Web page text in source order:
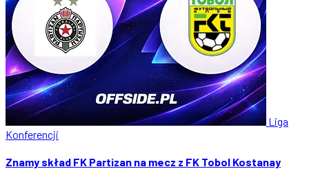
Liga
Konferencji
Znamy skład FK Partizan na mecz z FK Tobol Kostanay